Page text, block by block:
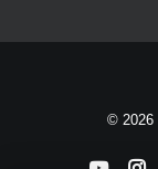
© 2026